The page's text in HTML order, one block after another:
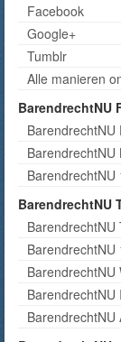
Facebook
Google+
Tumblr
Alle manieren
BarendrechtNU
BarendrechtNU
BarendrechtNU
BarendrechtNU
BarendrechtNU
BarendrechtNU